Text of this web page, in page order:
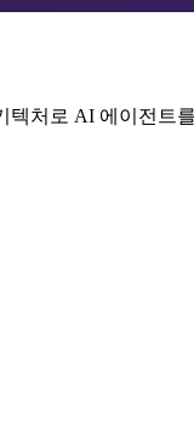
텍처로 AI 에이전트